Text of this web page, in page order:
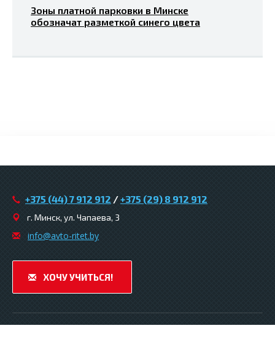
Зоны платной парковки в Минске
обозначат разметкой синего цвета
+375 (44) 7 912 912 /+375 (29) 8 912 912
г. Минск, ул. Чапаева, 3
infо@avtо-ritеt.by
ХОЧУ УЧИТЬСЯ!